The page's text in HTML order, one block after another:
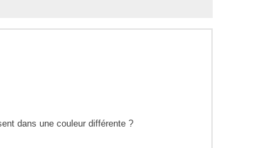
dans une couleur différente ?